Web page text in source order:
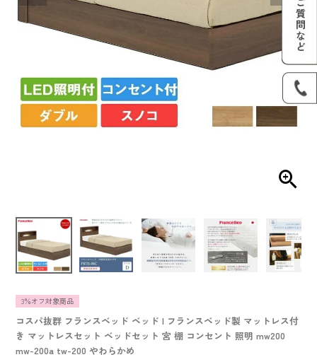
3％オフ対象商品
コスパ抜群 フランスベッド ベッド | フランスベッド製 マットレス付
き マットレスセット ベッドセット 宮 棚 コンセント 照明 mw200
mw-200a tw-200 やわらかめ